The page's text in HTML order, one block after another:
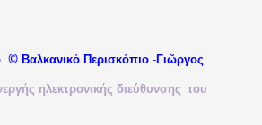
© Βαλκανικό Περισκόπιο -Γιῶργος
ηλεκτρονικής διεύθυνσης του